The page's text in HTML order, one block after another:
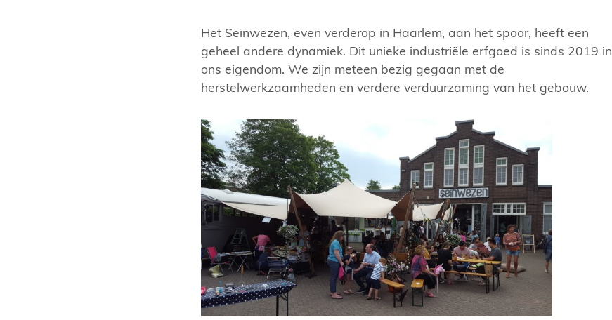
Het Seinwezen, even verderop in Haarlem, aan het spoor, heeft een
geheel andere dynamiek. Dit unieke industriële erfgoed is sinds 2019 in
ons eigendom. We zijn meteen bezig gegaan met de
herstelwerkzaamheden en verdere verduurzaming van het gebouw.